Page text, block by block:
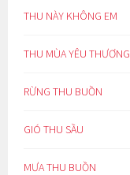
THU NÀY KHÔNG EM
THU MÙA YÊU THƯƠNG
RỪNG THU BUỒN
GIÓ THU SẦU
MƯA THU BUỒN